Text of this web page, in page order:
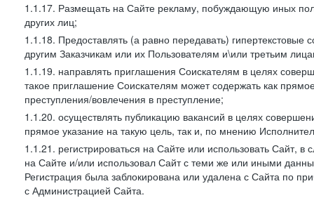
1.1.17. Размещать на Сайте рекламу, побуждающую иных
других лиц;
1.1.18. Предоставлять (а равно передавать)
другим Заказчикам или их Пользователям и\или третьим
1.1.19. направлять приглашения Соискателям в целях
такое приглашение Соискателям может содержать как
преступления/вовлечения в преступление;
1.1.20. осуществлять публикацию вакансий в целях
прямое указание на такую цель, так и, по мнению
1.1.21. регистрироваться на Сайте или использовать Сайт,
на Сайте и/или использовал Сайт с теми же или иными
Регистрация была заблокирована или удалена с Сайта по
с Администрацией Сайта.